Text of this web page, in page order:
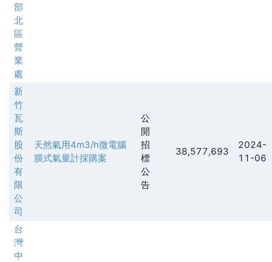
部
北
區
營
業
處
新
竹
瓦
斯
股
份
有
限
公
司
天然氣用4m3/h微電腦
膜式氣量計採購案
公
開
招
標
公
告
38,577,693
2024-
11-06
台
灣
中